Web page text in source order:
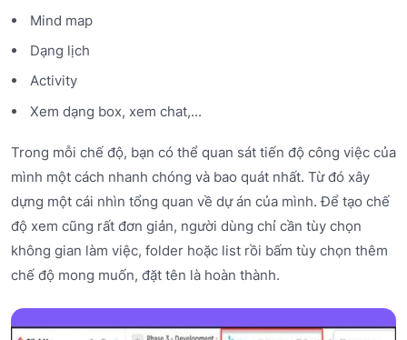
Mind map
Dạng lịch
Activity
Xem dạng box, xem chat,...
Trong mỗi chế độ, bạn có thể quan sát tiến độ công việc của
mình một cách nhanh chóng và bao quát nhất. Từ đó xây
dựng một cái nhìn tổng quan về dự án của mình. Để tạo chế
độ xem cũng rất đơn giản, người dùng chỉ cần tùy chọn
không gian làm việc, folder hoặc list rồi bấm tùy chọn thêm
chế độ mong muốn, đặt tên là hoàn thành.